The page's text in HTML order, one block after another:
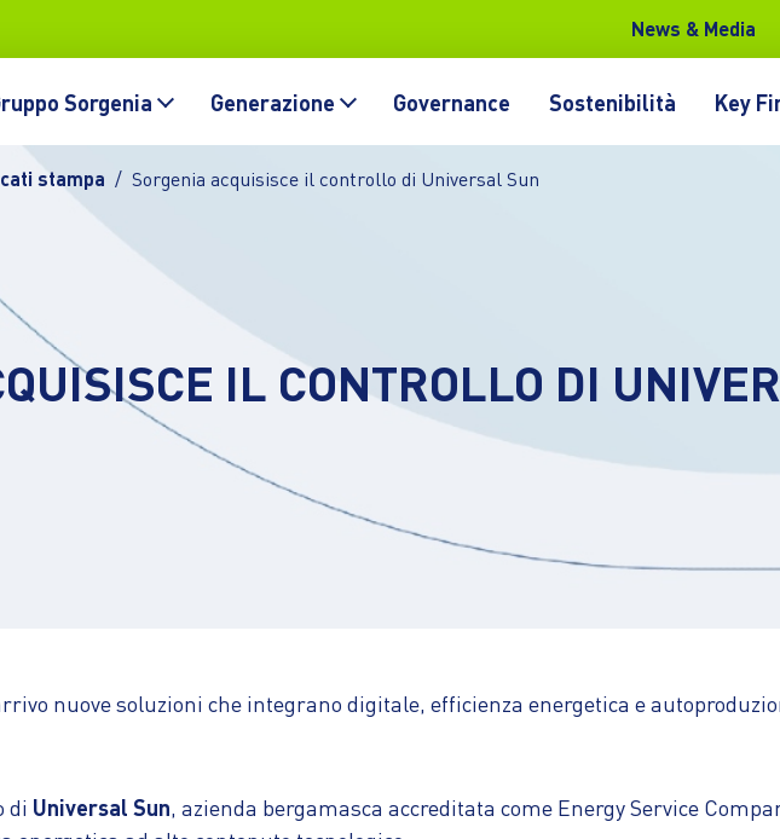
News & Media
navigation
Sorgenia Generazione Governance Sostenibilità Key
stampa Sorgenia acquisisce il controllo di Universal Sun
IL CONTROLLO DI
nuove soluzioni che integrano digitale, efficienza energetica e
di Universal Sun, azienda bergamasca accreditata come Energy Service